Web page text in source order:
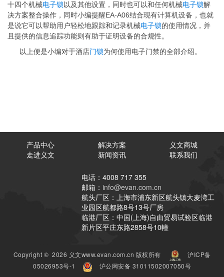
十四个机械电子锁以及其他设置，同时也可以和任何机械电子锁解
决方案整合操作，同时小编提醒EA-A06结合现有计算机设备，也就
是说它可以帮助用户轻松地跟踪和记录机械电子锁的使用情况，并
且提供的信息追踪功能则有助于证明设备的合规性。
以上便是小编对于酒店门锁为何使用电子门禁的全部介绍。
产品中心 解决方案
义文商城
走进义文
新闻资讯 联系我们
电话：4008 717 355
邮箱： info@evan.com.cn
航头厂区：上海市浦东新区航头镇大麦湾工
业园区航都路8号13号厂房
临港厂区：中国(上海)自由贸易试验区临港
新片区平庄东路2858号10幢
Copyright © 2026 义文www.evan.com.cn 版权所有
沪ICP备
05026953号-1
沪公网安备 31011502007050号